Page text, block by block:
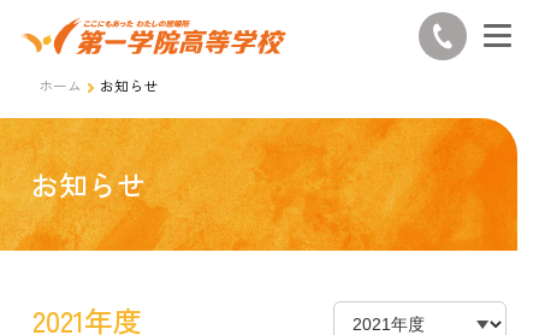
ホーム お知らせ
お知らせ
2021年度